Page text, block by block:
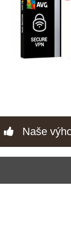
Naše